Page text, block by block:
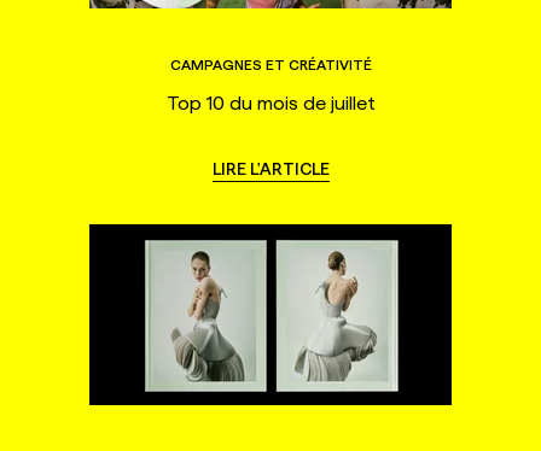
CAMPAGNES ET CRÉATIVITÉ
Top 10 du mois de juillet
LIRE L'ARTICLE